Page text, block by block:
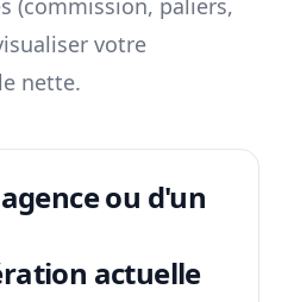
(commission, paliers,
votre
nette.
ou d'un
actuelle